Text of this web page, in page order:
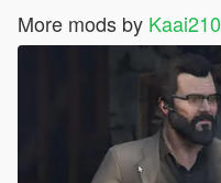
More mods by Kaai210